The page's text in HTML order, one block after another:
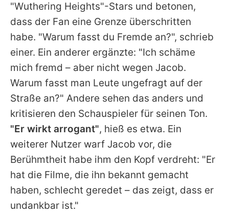
"Wuthering Heights"-Stars und betonen,
dass der Fan eine Grenze überschritten
habe. "Warum fasst du Fremde an?", schrieb
einer. Ein anderer ergänzte: "Ich schäme
mich fremd – aber nicht wegen Jacob.
Warum fasst man Leute ungefragt auf der
Straße an?" Andere sehen das anders und
kritisieren den Schauspieler für seinen Ton.
"Er wirkt arrogant", hieß es etwa. Ein
weiterer Nutzer warf Jacob vor, die
Berühmtheit habe ihm den Kopf verdreht: "Er
hat die Filme, die ihn bekannt gemacht
haben, schlecht geredet – das zeigt, dass er
undankbar ist."